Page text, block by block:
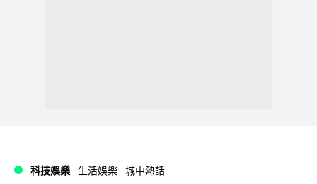
科技娛樂 生活娛樂 城中熱話